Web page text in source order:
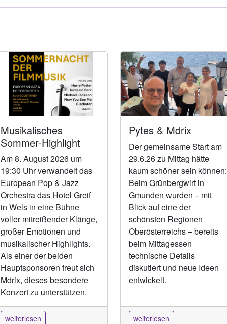
Musikalisches
Sommer-Highlight
Am 8. August 2026 um
19:30 Uhr verwandelt das
European Pop & Jazz
Orchestra das Hotel Greif
in Wels in eine Bühne
voller mitreißender Klänge,
großer Emotionen und
musikalischer Highlights.
Als einer der beiden
Hauptsponsoren freut sich
Mdrix, dieses besondere
Konzert zu unterstützen.
weiterlesen
Pytes & Mdrix
Der gemeinsame Start am
29.6.26 zu Mittag hätte
kaum schöner sein können:
Beim Grünbergwirt in
Gmunden wurden – mit
Blick auf eine der
schönsten Regionen
Oberösterreichs – bereits
beim Mittagessen
technische Details
diskutiert und neue Ideen
entwickelt.
weiterlesen